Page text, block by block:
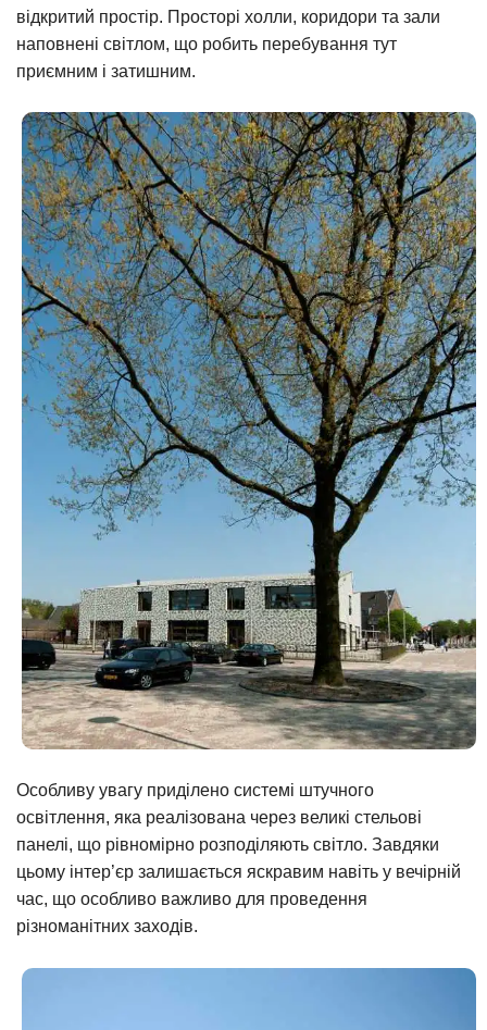
відкритий простір. Просторі холли, коридори та зали
наповнені світлом, що робить перебування тут
приємним і затишним.
Особливу увагу приділено системі штучного
освітлення, яка реалізована через великі стельові
панелі, що рівномірно розподіляють світло. Завдяки
цьому інтер’єр залишається яскравим навіть у вечірній
час, що особливо важливо для проведення
різноманітних заходів.